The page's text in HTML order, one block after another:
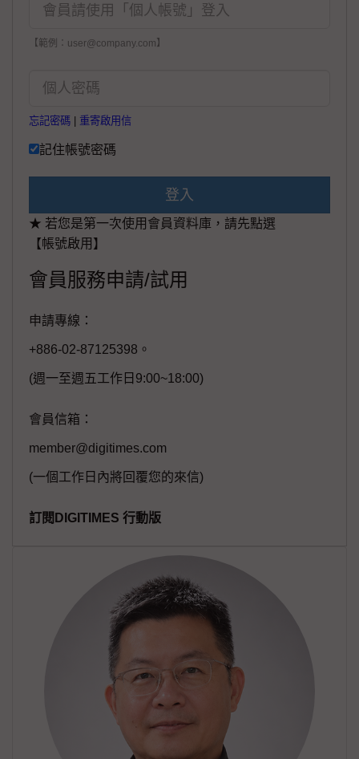
【範例：user@company.com】
忘記密碼 重寄啟用信
記住帳號密碼
登入
★ 若您是第一次使用會員資料庫，請先點選
【帳號啟用】
會員服務申請/試用
申請專線：
+886-02-87125398。
(週一至週五工作日9:00~18:00)
會員信箱：
member@digitimes.com
(一個工作日內將回覆您的來信)
訂閱DIGITIMES 行動版